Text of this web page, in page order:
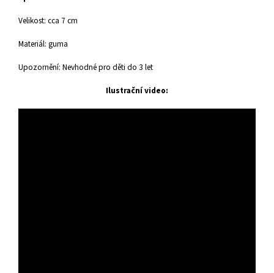
Velikost: cca 7 cm
Materiál: guma
Upozornění: Nevhodné pro děti do 3 let
Ilustrační video: